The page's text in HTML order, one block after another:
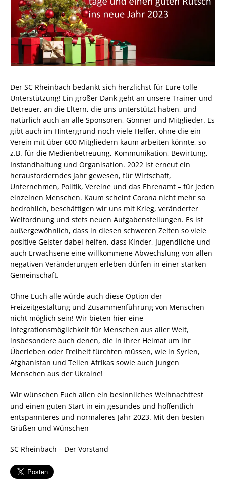
Der SC Rheinbach bedankt sich herzlichst für Eure tolle
Unterstützung! Ein großer Dank geht an unsere Trainer und
Betreuer, an die Eltern, die uns unterstützt haben, und
natürlich auch an alle Sponsoren, Gönner und Mitglieder. Es
gibt auch im Hintergrund noch viele Helfer, ohne die ein
Verein mit über 600 Mitgliedern kaum arbeiten könnte, so
z.B. für die Medienbetreuung, Kommunikation, Bewirtung,
Instandhaltung und Organisation. 2022 ist erneut ein
herausforderndes Jahr gewesen, für Wirtschaft,
Unternehmen, Politik, Vereine und das Ehrenamt – für jeden
einzelnen Menschen. Kaum scheint Corona nicht mehr so
bedrohlich, beschäftigen wir uns mit Krieg, veränderter
Weltordnung und stets neuen Aufgabenstellungen. Es ist
außergewöhnlich, dass in diesen schweren Zeiten so viele
positive Geister dabei helfen, dass Kinder, Jugendliche und
auch Erwachsene eine willkommene Abwechslung von allen
negativen Veränderungen erleben dürfen in einer starken
Gemeinschaft.
Ohne Euch alle würde auch diese Option der
Freizeitgestaltung und Zusammenführung von Menschen
nicht möglich sein! Wir bieten hier eine
Integrationsmöglichkeit für Menschen aus aller Welt,
insbesondere auch denen, die in Ihrer Heimat um ihr
Überleben oder Freiheit fürchten müssen, wie in Syrien,
Afghanistan und Teilen Afrikas sowie auch jungen
Menschen aus der Ukraine!
Wir wünschen Euch allen ein besinnliches Weihnachtfest
und einen guten Start in ein gesundes und hoffentlich
entspannteres und normaleres Jahr 2023. Mit den besten
Grüßen und Wünschen
SC Rheinbach – Der Vorstand